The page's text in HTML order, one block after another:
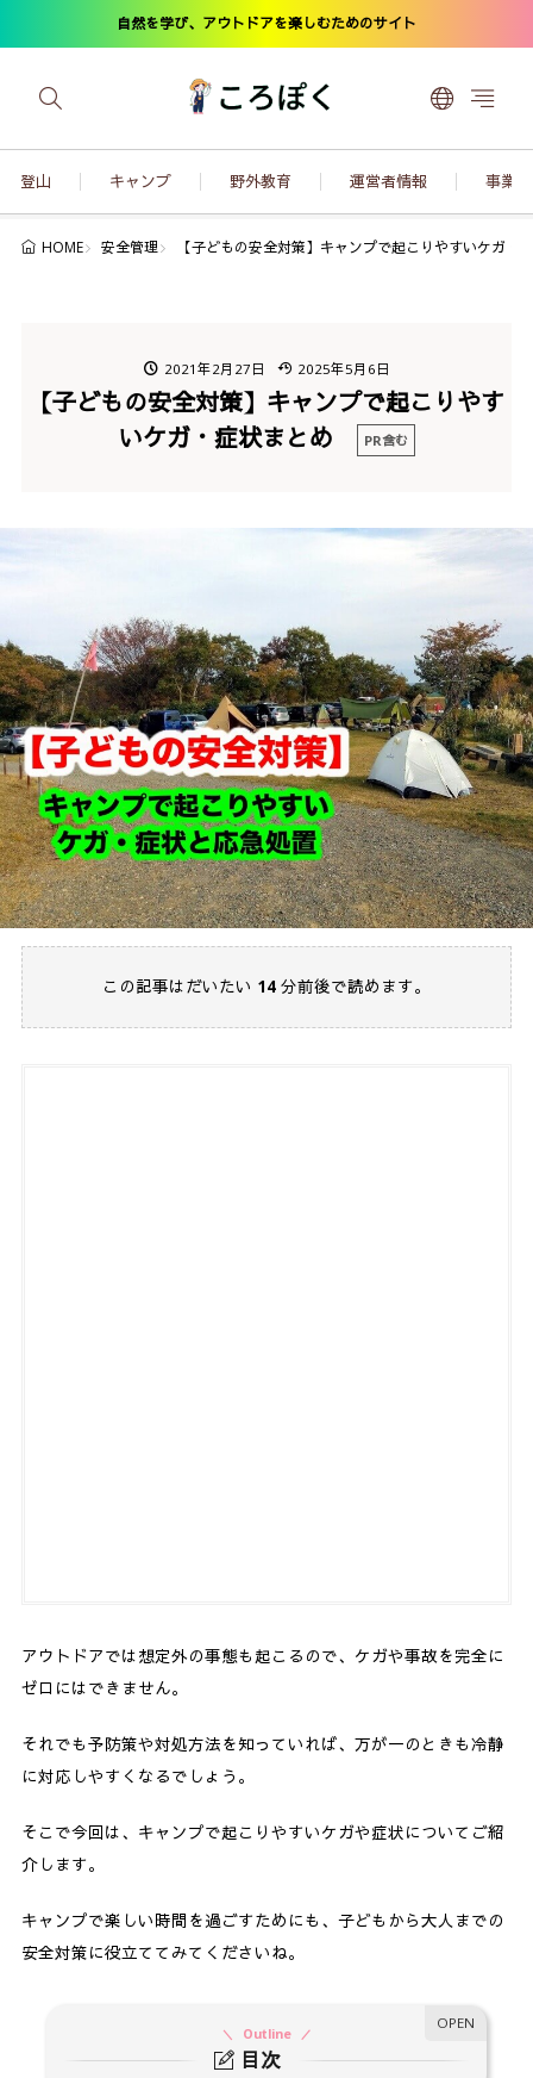
自然を学び、アウトドアを楽しむためのサイト
登山 キャンプ 野外教育 運営者情報 事業
HOME 安全管理 【子どもの安全対策】キャンプで起こりやすいケガ
2021年2月27日 2025年5月6日
【子どもの安全対策】キャンプで起こりやす
いケガ・症状まとめ
PR含む
この記事はだいたい 14 分前後で読めます。
アウトドアでは想定外の事態も起こるので、ケガや事故を完全に
ゼロにはできません。
それでも予防策や対処方法を知っていれば、万が一のときも冷静
に対応しやすくなるでしょう。
そこで今回は、キャンプで起こりやすいケガや症状についてご紹
介します。
キャンプで楽しい時間を過ごすためにも、子どもから大人までの
安全対策に役立ててみてくださいね。
目次
Outline